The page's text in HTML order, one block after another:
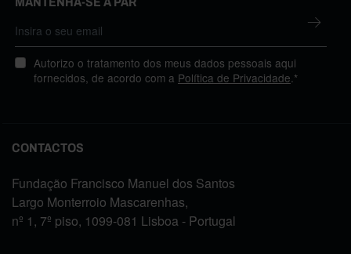
Autorizo o tratamento dos meus dados pessoais aqui
fornecidos, de acordo com a Política de Privacidade .*
CONTACTOS
Fundação Francisco Manuel dos Santos
Largo Monterroio Mascarenhas,
nº 1, 7º piso, 1099-081 Lisboa - Portugal